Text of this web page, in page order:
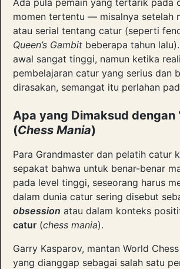
momen tertentu — misalnya setelah
atau serial tentang catur (seperti
Queen’s Gambit beberapa tahun
awal sangat tinggi, namun ketika
pembelajaran catur yang serius dan
dirasakan, semangat itu perlahan
Apa yang Dimaksud dengan
(Chess Mania)
Para Grandmaster dan pelatih catur
sepakat bahwa untuk benar-benar
pada level tinggi, seseorang harus
dalam dunia catur sering disebut
obsession atau dalam konteks
catur (chess mania).
Garry Kasparov, mantan World
yang dianggap sebagai salah satu